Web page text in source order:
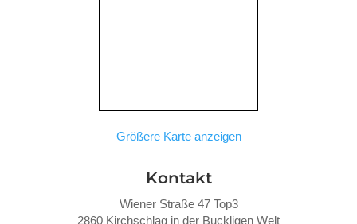
Größere Karte anzeigen
Kontakt
Wiener Straße 47 Top3
2860 Kirchschlag in der Buckligen Welt